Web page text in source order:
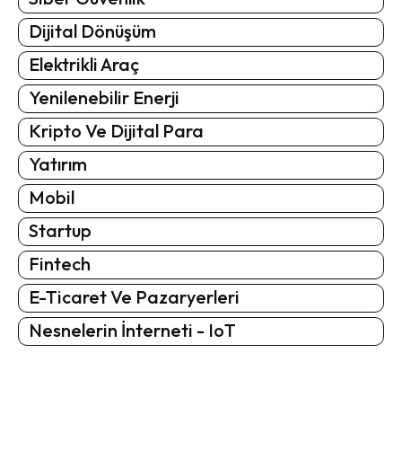
Dijital Dönüşüm
Elektrikli Araç
Yenilenebilir Enerji
Kripto Ve Dijital Para
Yatırım
Mobil
Startup
Fintech
E-Ticaret Ve Pazaryerleri
Nesnelerin İnterneti - IoT